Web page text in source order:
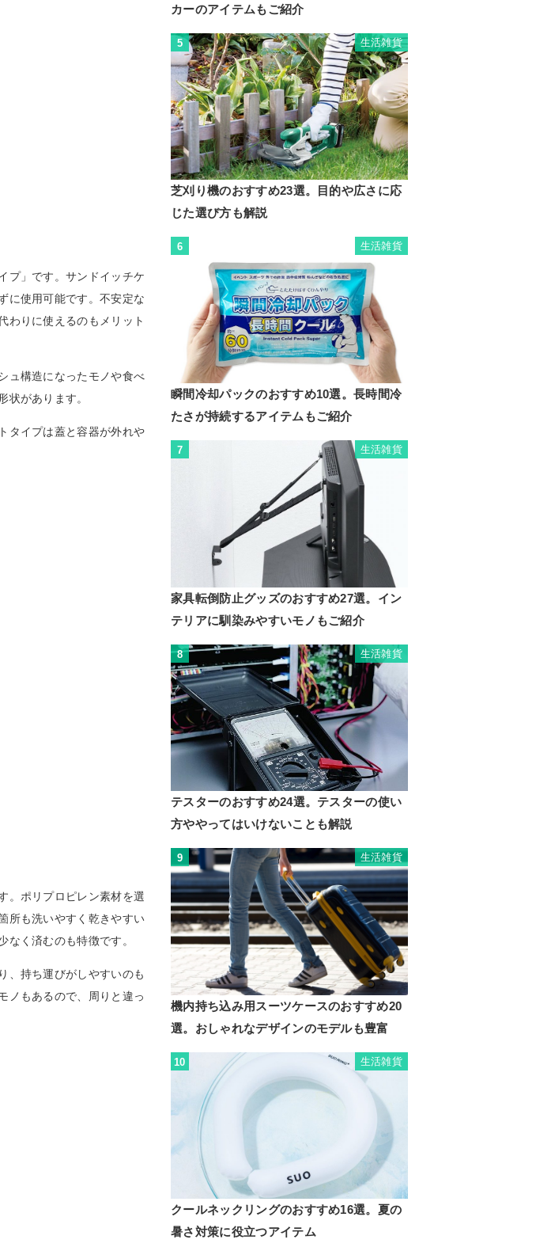
プ」です。サンドイッチケ
に使用可能です。不安定な
わりに使えるのもメリット
ュ構造になったモノや食べ
状があります。
タイプは蓋と容器が外れや
。ポリプロピレン素材を選
所も洗いやすく乾きやすい
く済むのも特徴です。
、持ち運びがしやすいのも
ノもあるので、周りと違っ
カーのアイテムもご紹介
5 生活雑貨
芝刈り機のおすすめ23選。目的や広さに応
じた選び方も解説
6 生活雑貨
瞬間冷却パックのおすすめ10選。長時間冷
たさが持続するアイテムもご紹介
7 生活雑貨
家具転倒防止グッズのおすすめ27選。イン
テリアに馴染みやすいモノもご紹介
8 生活雑貨
テスターのおすすめ24選。テスターの使い
方ややってはいけないことも解説
9 生活雑貨
機内持ち込み用スーツケースのおすすめ20
選。おしゃれなデザインのモデルも豊富
10 生活雑貨
クールネックリングのおすすめ16選。夏の
暑さ対策に役立つアイテム